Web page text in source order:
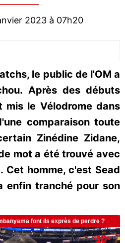
2023 à 07h20
le public de l'OM a
Après des débuts
mis le Vélodrome dans
comparaison toute
Zinédine Zidane,
mot a été trouvé avec
Cet homme, c'est Sead
enfin tranché pour son